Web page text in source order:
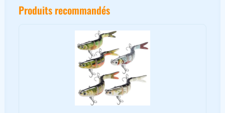
Produits recommandés